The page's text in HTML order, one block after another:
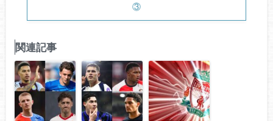
③
関連記事